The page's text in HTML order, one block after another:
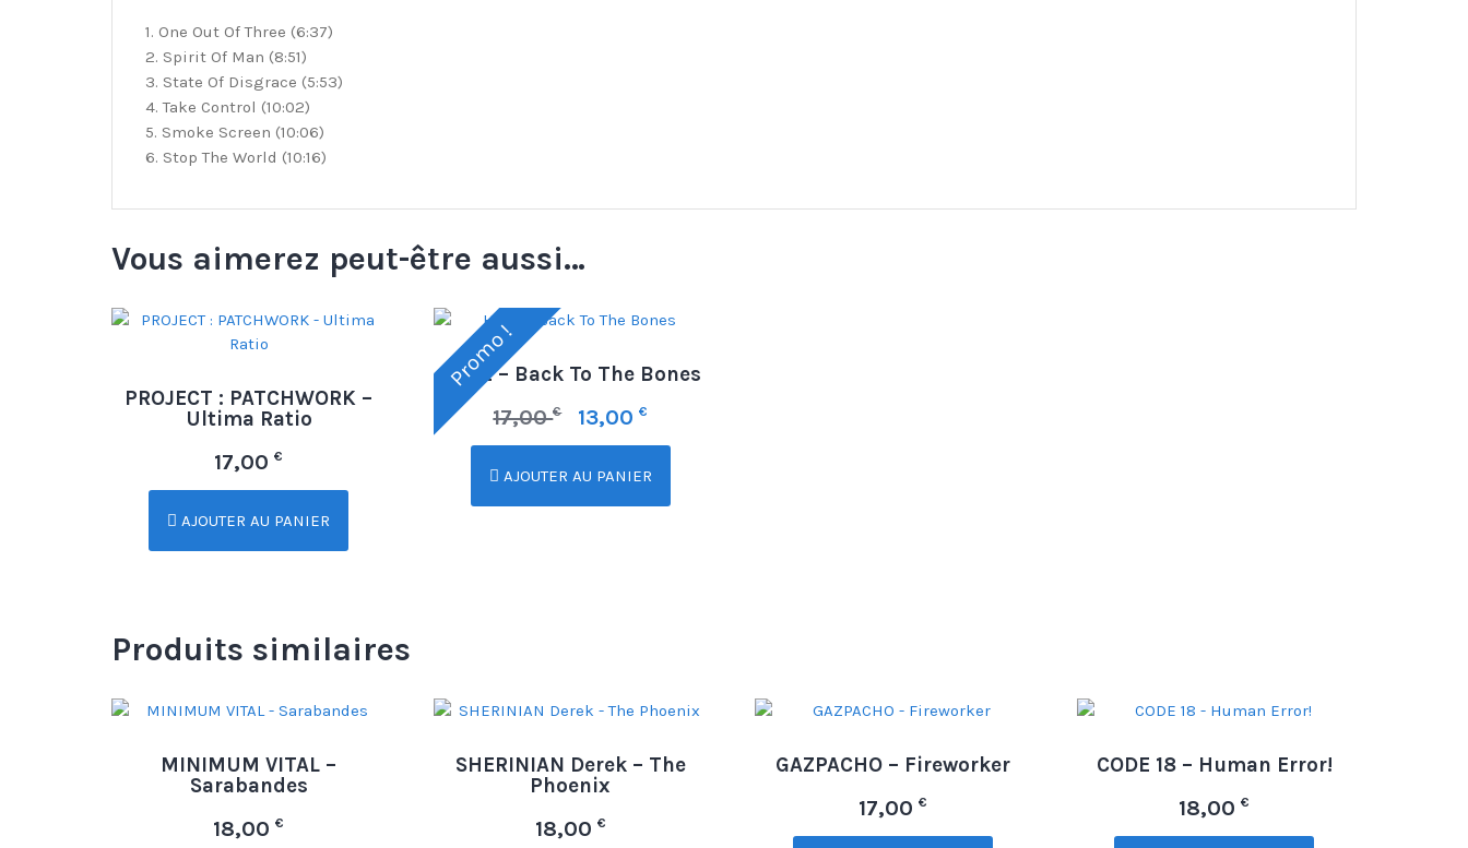
1. One Out Of Three (6:37)
2. Spirit Of Man (8:51)
3. State Of Disgrace (5:53)
4. Take Control (10:02)
5. Smoke Screen (10:06)
6. Stop The World (10:16)
Vous aimerez peut-être aussi…
PROJECT : PATCHWORK –
Ultima Ratio
17,00€
AJOUTER AU PANIER
Promo !
HAZE – Back To The Bones
17,00€ 13,00€
AJOUTER AU PANIER
Produits similaires
MINIMUM VITAL –
Sarabandes
18,00€
SHERINIAN Derek – The
Phoenix
18,00 €
GAZPACHO – Fireworker
17,00 €
CODE 18 – Human Error!
18,00€